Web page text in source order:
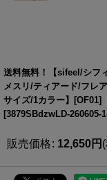
送料無料！【sifeel/シフ
メスリ/ティアード/フレ
サイズ/1カラー】[OF01]
[3879SBdzwLD-260605-
販売価格: 12,650円